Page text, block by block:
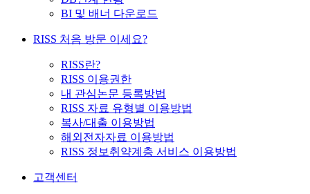
BI 및 배너 다운로드
RISS 처음 방문 이세요?
RISS란?
RISS 이용권한
내 관심논문 등록방법
RISS 자료 유형별 이용방법
복사/대출 이용방법
해외전자자료 이용방법
RISS 정보취약계층 서비스 이용방법
고객센터